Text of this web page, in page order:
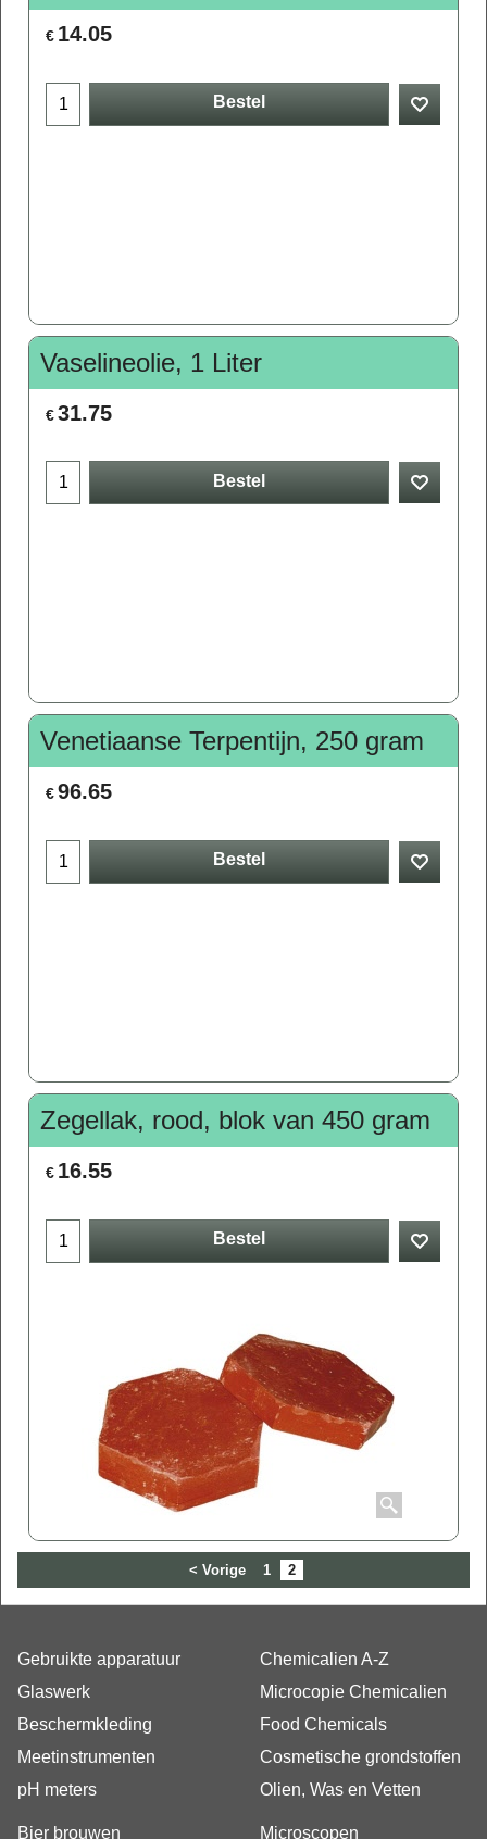
€ 14.05
Bestel
Vaselineolie, 1 Liter
€31.75
Bestel
Venetiaanse Terpentijn, 250 gram
€96.65
Bestel
Zegellak, rood, blok van 450 gram
€ 16.55
Bestel
< Vorige 1 2
Gebruikte apparatuur
Glaswerk
Beschermkleding
Meetinstrumenten
pH meters
Chemicalien A-Z
Microcopie Chemicalien
Food Chemicals
Cosmetische grondstoffen
Olien, Was en Vetten
Bier brouwen Microscopen